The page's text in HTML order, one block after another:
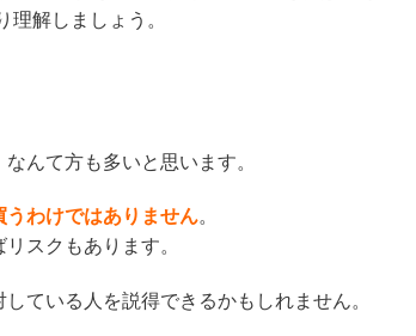
理解しましょう。
んて方も多いと思います。
わけではありません。
スクもあります。
ている人を説得できるかもしれません。